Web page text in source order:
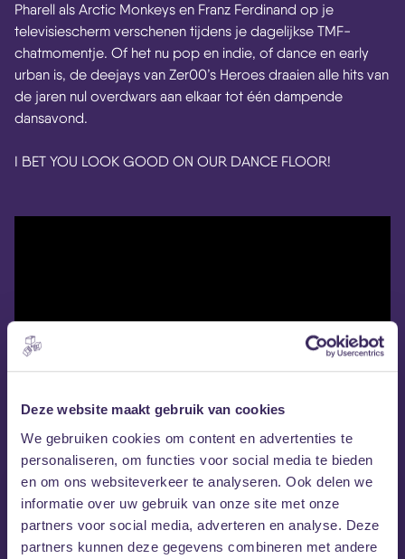
Deze website maakt gebruik van cookies
We gebruiken cookies om content en advertenties te
personaliseren, om functies voor social media te bieden
en om ons websiteverkeer te analyseren. Ook delen we
informatie over uw gebruik van onze site met onze
partners voor social media, adverteren en analyse. Deze
partners kunnen deze gegevens combineren met andere
Pharell als Arctic Monkeys en Franz Ferdinand op je
televisiescherm verschenen tijdens je dagelijkse TMF-
chatmomentje. Of het nu pop en indie, of dance en early
urban is, de deejays van Zer00’s Heroes draaien alle hits van
de jaren nul overdwars aan elkaar tot één dampende
dansavond.
I BET YOU LOOK GOOD ON OUR DANCE FLOOR!
MEZZ tipt